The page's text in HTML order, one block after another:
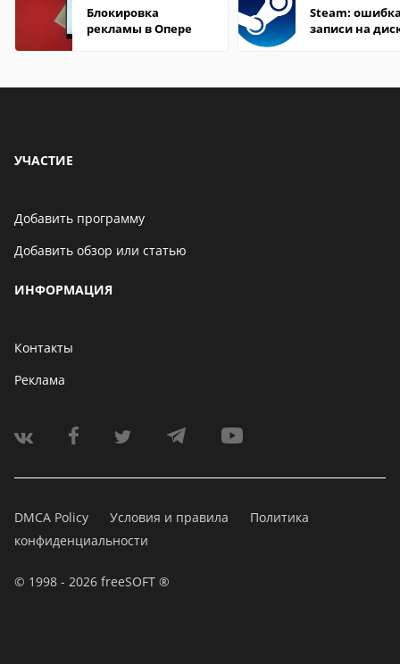
Блокировка
рекламы в Опере
Steam:
записи на
УЧАСТИЕ
Добавить программу
Добавить обзор или статью
ИНФОРМАЦИЯ
Контакты
Реклама
DMCA Policy Условия и правила
Политика
конфиденциальности
© 1998 - 2026 freeSOFT ®